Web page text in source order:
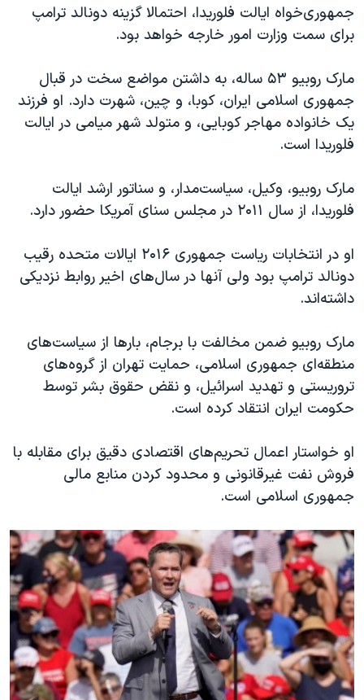
جمهوری‌خواه ایالت فلوریدا، احتمالا گزینه دونالد ترامپ
برای سمت وزارت امور خارجه خواهد بود.
مارک روبیو ۵۳ ساله، به داشتن مواضع سخت در قبال
جمهوری اسلامی ایران، کوبا، و چین، شهرت دارد. او فرزند
یک خانواده مهاجر کوبایی، و متولد شهر میامی در ایالت
فلوریدا است.
مارک روبیو، وکیل، سیاست‌مدار، ‌و سناتور ارشد ایالت
فلوریدا، از سال ۲۰۱۱ در مجلس سنای آمریکا حضور دارد.
او در انتخابات ریاست جمهوری ۲۰۱۶ ایالات متحده رقیب
دونالد ترامپ بود ولی آنها در سال‌های اخیر روابط نزدیکی
داشته‌اند.
مارک روبیو ضمن مخالفت با برجام، بارها از سیاست‌های
منطقه‌ای جمهوری اسلامی، حمایت تهران از گروه‌های
تروریستی و تهدید اسرائیل، و نقض حقوق بشر توسط
حکومت ایران انتقاد کرده است.
او خواستار اعمال تحریم‌های اقتصادی دقیق برای مقابله با
فروش نفت غیرقانونی و محدود کردن منابع مالی
جمهوری اسلامی است.